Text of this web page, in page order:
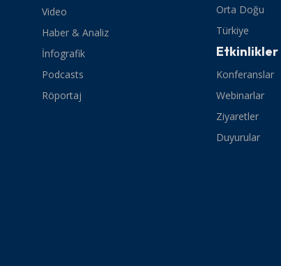
Video
Haber & Analiz
İnfografik
Podcasts
Röportaj
Orta Doğu
Türkiye
Etkinlikler
Konferanslar
Webinarlar
Ziyaretler
Duyurular